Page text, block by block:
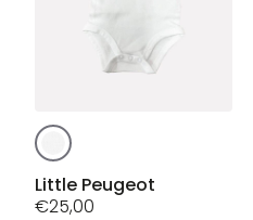
Dit
product
heeft
meerdere
Little Peugeot
€25,00